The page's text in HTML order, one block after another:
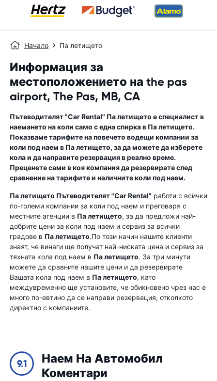
Начало Па летището
Информация за
местоположението на the pas
airport, The Pas, MB, CA
Пътеводителят "Car Rental" Па летището е специалист в
наемането на коли само с една спирка в Па летището.
Показваме тарифите на повечето водещи компании за
коли под наем в Па летището, за да можете да изберете
кола и да направите резервация в реално време.
Преценете сами в коя компания да резервирате след
сравнение на тарифите и наличните коли под наем.
Па летището Пътеводителят "Car Rental" работи с всички
по-големи компании за коли под наем и преговаря с
местните агенции в Па летището, за да предложи най-
добрите цени за коли под наем и сервиз за всички
градове в Па летището.По този начин нашите клиенти
знаят, че винаги ще получат най-ниската цена и сервиз за
тяхната кола под наем в Па летището. За три минути
можете да сравните нашите цени и да резервирате
Вашата кола под наем в Па летището, като
междувременно ще установите, че обикновено чрез нас е
много по-евтино да се направи резервация, отколкото
директно с компаниите.
9.1
Наем На Автомобил
Коментари